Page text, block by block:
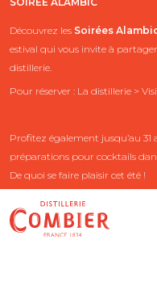
Découvrez les Soirées
estival qui vous invite à
distillerie.
Pour réserver : La distillerie >
Profitez également jusqu’au 31
préparations pour cocktails
De quoi se faire plaisir cet été !